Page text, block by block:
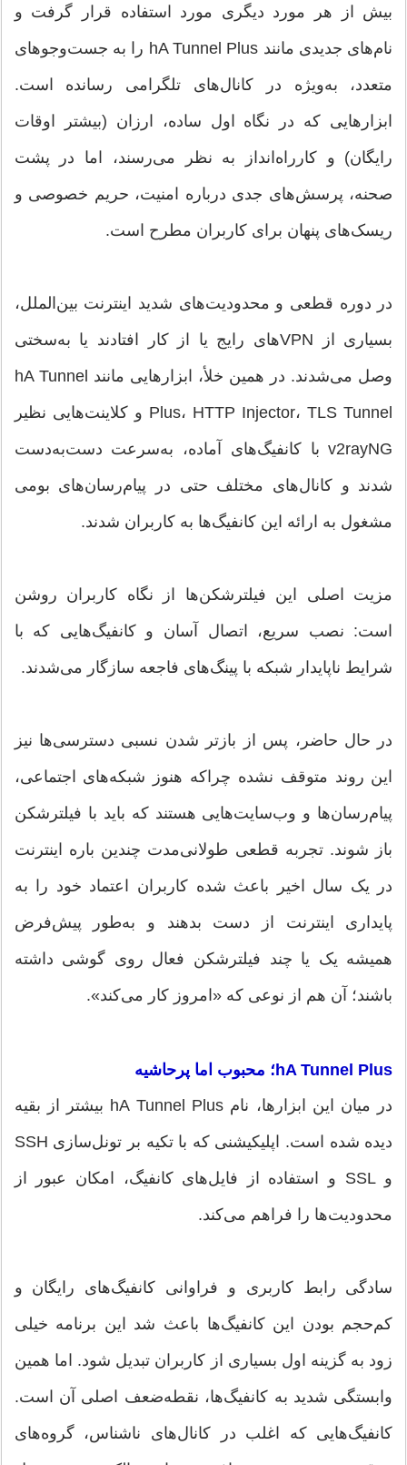
بیش از هر مورد دیگری مورد استفاده قرار گرفت و
نام‌های جدیدی مانند hA Tunnel Plus را به جست‌وجوهای
متعدد، به‌ویژه در کانال‌های تلگرامی رسانده است.
ابزارهایی که در نگاه اول ساده، ارزان (بیشتر اوقات
رایگان) و کارراه‌انداز به نظر می‌رسند، اما در پشت
صحنه، پرسش‌های جدی درباره امنیت، حریم خصوصی و
ریسک‌های پنهان برای کاربران مطرح است.
در دوره قطعی و محدودیت‌های شدید اینترنت بین‌الملل،
بسیاری از VPNهای رایج یا از کار افتادند یا به‌سختی
وصل می‌شدند. در همین خلأ، ابزارهایی مانند hA Tunnel
Plus، HTTP Injector، TLS Tunnel و کلاینت‌هایی نظیر
v2rayNG با کانفیگ‌های آماده، به‌سرعت دست‌به‌دست
شدند و کانال‌های مختلف حتی در پیام‌رسان‌های بومی
مشغول به ارائه این کانفیگ‌ها به کاربران شدند.
مزیت اصلی این فیلترشکن‌ها از نگاه کاربران روشن
است: نصب سریع، اتصال آسان و کانفیگ‌هایی که با
شرایط ناپایدار شبکه با پینگ‌های فاجعه سازگار می‌شدند.
در حال حاضر، پس از بازتر شدن نسبی دسترسی‌ها نیز
این روند متوقف نشده چراکه هنوز شبکه‌های اجتماعی،
پیام‌رسان‌ها و وب‌سایت‌هایی هستند که باید با فیلترشکن
باز شوند. تجربه قطعی طولانی‌مدت چندین باره اینترنت
در یک سال اخیر باعث شده کاربران اعتماد خود را به
پایداری اینترنت از دست بدهند و به‌طور پیش‌فرض
همیشه یک یا چند فیلترشکن فعال روی گوشی داشته
باشند؛ آن هم از نوعی که «امروز کار می‌کند».
hA Tunnel Plus؛ محبوب اما پرحاشیه
در میان این ابزارها، نام hA Tunnel Plus بیشتر از بقیه
دیده شده است. اپلیکیشنی که با تکیه بر تونل‌سازی SSH
و SSL و استفاده از فایل‌های کانفیگ، امکان عبور از
محدودیت‌ها را فراهم می‌کند.
سادگی رابط کاربری و فراوانی کانفیگ‌های رایگان و
کم‌حجم بودن این کانفیگ‌ها باعث شد این برنامه خیلی
زود به گزینه اول بسیاری از کاربران تبدیل شود. اما همین
وابستگی شدید به کانفیگ‌ها، نقطه‌ضعف اصلی آن است.
کانفیگ‌هایی که اغلب در کانال‌های ناشناس، گروه‌های